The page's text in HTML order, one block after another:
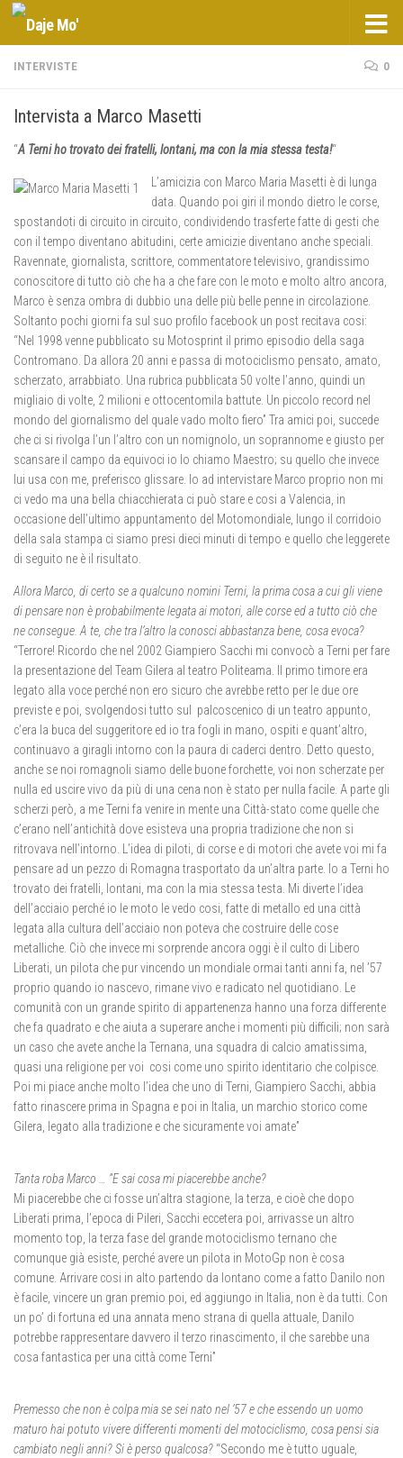
Salta al contenuto
INTERVISTE 0
Intervista a Marco Masetti
“A Terni ho trovato dei fratelli, lontani, ma con la mia stessa testa!“
L’amicizia con Marco Maria Masetti è di lunga
data. Quando poi giri il mondo dietro le corse,
spostandoti di circuito in circuito, condividendo trasferte fatte di gesti che
con il tempo diventano abitudini, certe amicizie diventano anche speciali.
Ravennate, giornalista, scrittore, commentatore televisivo, grandissimo
conoscitore di tutto ciò che ha a che fare con le moto e molto altro ancora,
Marco è senza ombra di dubbio una delle più belle penne in circolazione.
Soltanto pochi giorni fa sul suo profilo facebook un post recitava cosi:
“Nel 1998 venne pubblicato su Motosprint il primo episodio della saga
Contromano. Da allora 20 anni e passa di motociclismo pensato, amato,
scherzato, arrabbiato. Una rubrica pubblicata 50 volte l’anno, quindi un
migliaio di volte, 2 milioni e ottocentomila battute. Un piccolo record nel
mondo del giornalismo del quale vado molto fiero” Tra amici poi, succede
che ci si rivolga l’un l’altro con un nomignolo, un soprannome e giusto per
scansare il campo da equivoci io lo chiamo Maestro; su quello che invece
lui usa con me, preferisco glissare. Io ad intervistare Marco proprio non mi
ci vedo ma una bella chiacchierata ci può stare e cosi a Valencia, in
occasione dell’ultimo appuntamento del Motomondiale, lungo il corridoio
della sala stampa ci siamo presi dieci minuti di tempo e quello che leggerete
di seguito ne è il risultato.
Allora Marco, di certo se a qualcuno nomini Terni, la prima cosa a cui gli viene
di pensare non è probabilmente legata ai motori, alle corse ed a tutto ciò che
ne consegue. A te, che tra l’altro la conosci abbastanza bene, cosa evoca?
“Terrore! Ricordo che nel 2002 Giampiero Sacchi mi convocò a Terni per fare
la presentazione del Team Gilera al teatro Politeama. Il primo timore era
legato alla voce perché non ero sicuro che avrebbe retto per le due ore
previste e poi, svolgendosi tutto sul palcoscenico di un teatro appunto,
c’era la buca del suggeritore ed io tra fogli in mano, ospiti e quant’altro,
continuavo a giragli intorno con la paura di caderci dentro. Detto questo,
anche se noi romagnoli siamo delle buone forchette, voi non scherzate per
nulla ed uscire vivo da più di una cena non è stato per nulla facile. A parte gli
scherzi però, a me Terni fa venire in mente una Città-stato come quelle che
c’erano nell’antichità dove esisteva una propria tradizione che non si
ritrovava nell’intorno. L’idea di piloti, di corse e di motori che avete voi mi fa
pensare ad un pezzo di Romagna trasportato da un’altra parte. Io a Terni ho
trovato dei fratelli, lontani, ma con la mia stessa testa. Mi diverte l’idea
dell’acciaio perché io le moto le vedo cosi, fatte di metallo ed una città
legata alla cultura dell’acciaio non poteva che costruire delle cose
metalliche. Ciò che invece mi sorprende ancora oggi è il culto di Libero
Liberati, un pilota che pur vincendo un mondiale ormai tanti anni fa, nel ’57
proprio quando io nascevo, rimane vivo e radicato nel quotidiano. Le
comunità con un grande spirito di appartenenza hanno una forza differente
che fa quadrato e che aiuta a superare anche i momenti più difficili; non sarà
un caso che avete anche la Ternana, una squadra di calcio amatissima,
quasi una religione per voi cosi come uno spirito identitario che colpisce.
Poi mi piace anche molto l’idea che uno di Terni, Giampiero Sacchi, abbia
fatto rinascere prima in Spagna e poi in Italia, un marchio storico come
Gilera, legato alla tradizione e che sicuramente voi amate”
Tanta roba Marco … “E sai cosa mi piacerebbe anche?
Mi piacerebbe che ci fosse un’altra stagione, la terza, e cioè che dopo
Liberati prima, l’epoca di Pileri, Sacchi eccetera poi, arrivasse un altro
momento top, la terza fase del grande motociclismo ternano che
comunque già esiste, perché avere un pilota in MotoGp non è cosa
comune. Arrivare cosi in alto partendo da lontano come a fatto Danilo non
è facile, vincere un gran premio poi, ed aggiungo in Italia, non è da tutti. Con
un po’ di fortuna ed una annata meno strana di quella attuale, Danilo
potrebbe rappresentare davvero il terzo rinascimento, il che sarebbe una
cosa fantastica per una città come Terni”
Premesso che non è colpa mia se sei nato nel ’57 e che essendo un uomo
maturo hai potuto vivere differenti momenti del motociclismo, cosa pensi sia
cambiato negli anni? Si è perso qualcosa? “Secondo me è tutto uguale,